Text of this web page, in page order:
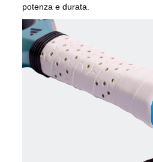
potenza e durata.